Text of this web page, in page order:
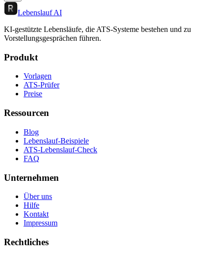
Lebenslauf AI
KI-gestützte Lebensläufe, die ATS-Systeme bestehen und zu
Vorstellungsgesprächen führen.
Produkt
Vorlagen
ATS-Prüfer
Preise
Ressourcen
Blog
Lebenslauf-Beispiele
ATS-Lebenslauf-Check
FAQ
Unternehmen
Über uns
Hilfe
Kontakt
Impressum
Rechtliches